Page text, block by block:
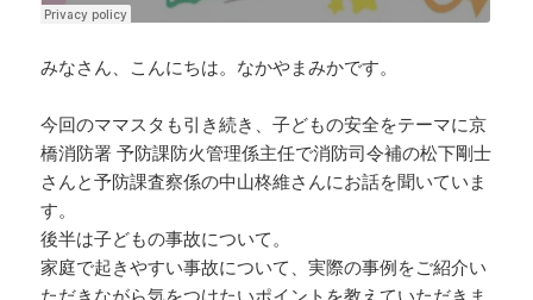
みなさん、こんにちは。なかやまみかです。
今回のママスタも引き続き、子どもの安全をテーマに京
橋消防署 予防課防火管理係主任で消防司令補の松下剛士
さんと予防課査察係の中山柊維さんにお話を聞いていま
す。
後半は子どもの事故について。
家庭で起きやすい事故について、実際の事例をご紹介い